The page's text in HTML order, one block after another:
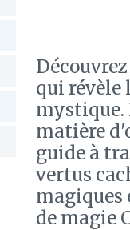
qui révèle
mystique.
matière
guide à
vertus
magiques
de magie